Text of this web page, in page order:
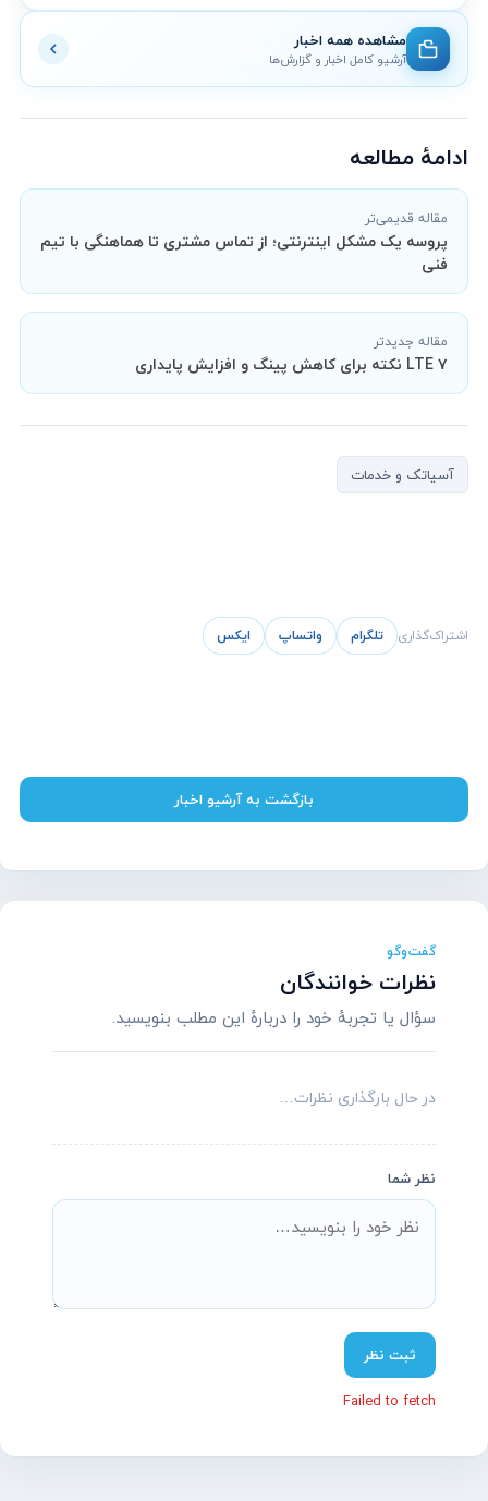
مشاهده همه اخبار
آرشیو کامل اخبار و گزارش‌ها
ادامهٔ مطالعه
مقاله قدیمی‌تر
پروسه یک مشکل اینترنتی؛ از تماس مشتری تا هماهنگی با تیم
فنی
مقاله جدیدتر
LTE ۷ نکته برای کاهش پینگ و افزایش پایداری
آسیاتک و خدمات
اشتراک‌گذاری تلگرام واتساپ ایکس
بازگشت به آرشیو اخبار
گفت‌وگو
نظرات خوانندگان
سؤال یا تجربهٔ خود را دربارهٔ این مطلب بنویسید.
در حال بارگذاری نظرات…
نظر شما
ثبت نظر
Failed to fetch
معمولاً در چند دقیقه پاسخ می‌دهیم